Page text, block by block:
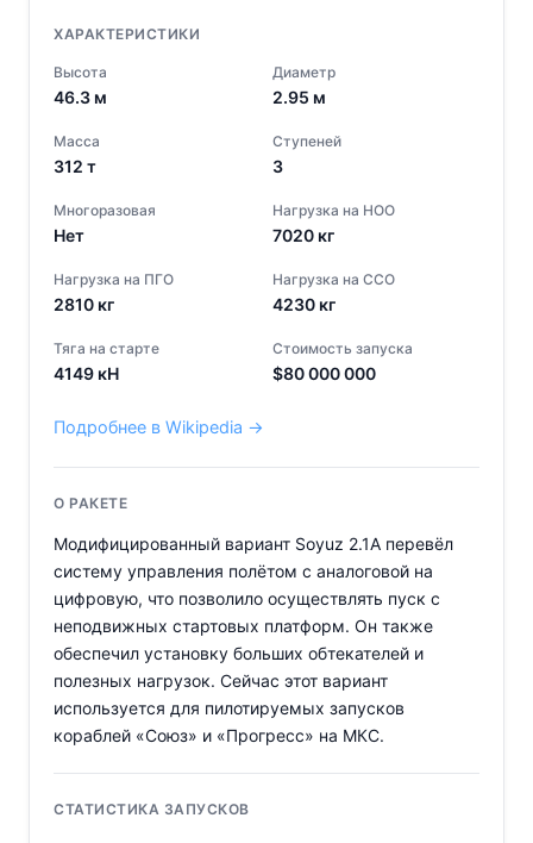
ХАРАКТЕРИСТИКИ
Высота
46.3 м
Диаметр
2.95 м
Масса
312 т
Ступеней
3
Многоразовая
Нет
Нагрузка на НОО
7020 кг
Нагрузка на ПГО
2810 кг
Нагрузка на ССО
4230 кг
Тяга на старте
4149 кН
Стоимость запуска
$80 000 000
Подробнее в Wikipedia →
О РАКЕТЕ
Модифицированный вариант Soyuz 2.1A перевёл
систему управления полётом с аналоговой на
цифровую, что позволило осуществлять пуск с
неподвижных стартовых платформ. Он также
обеспечил установку больших обтекателей и
полезных нагрузок. Сейчас этот вариант
используется для пилотируемых запусков
кораблей «Союз» и «Прогресс» на МКС.
СТАТИСТИКА ЗАПУСКОВ